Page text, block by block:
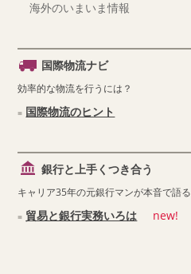
海外のいまいま情報
国際物流ナビ
効率的な物流を行うには？
国際物流のヒント
銀行と上手くつき合う
キャリア35年の元銀行マンが本音で語る
貿易と銀行実務いろは new!